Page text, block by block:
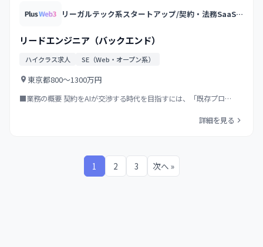
リーガルテック系スタートアップ/契約・法務SaaSの国内トップクラス/業界トップクラス法律事務所のノウハウ×AI/大手企業中心に導入
リードエンジニア（バックエンド）
ハイクラス求人 SE（Web・オープン系）
東京都800〜1300万円
■業務の概要 契約をAIが交渉する時代を目指すには、「既存プロ…
詳細を見る
1 2 3 次へ »